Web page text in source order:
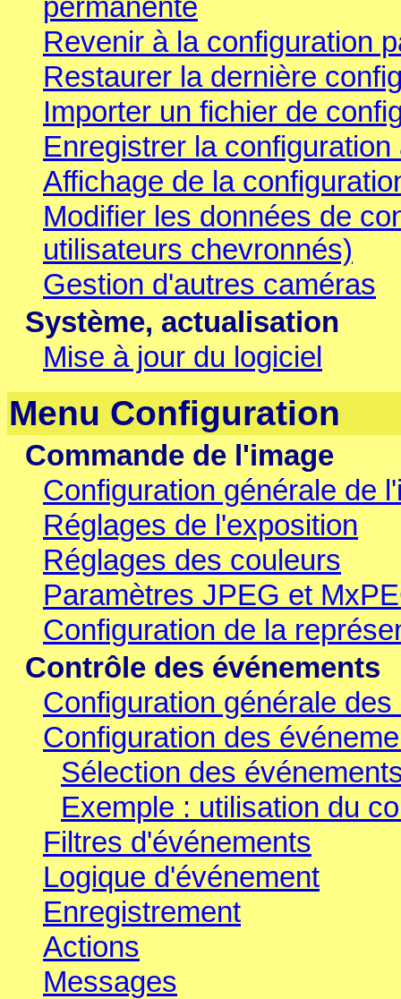
permanente
Revenir à la configuration
Restaurer la dernière
Importer un fichier de
Enregistrer la
Affichage de la
Modifier les données de
utilisateurs chevronnés)
Gestion d'autres caméras
Système, actualisation
Mise à jour du logiciel
Menu Configuration
Commande de l'image
Configuration générale de
Réglages de l'exposition
Réglages des couleurs
Paramètres JPEG et
Configuration de la
Contrôle des événements
Configuration générale
Configuration des
Sélection des
Exemple : utilisation du
Filtres d'événements
Logique d'événement
Enregistrement
Actions
Messages